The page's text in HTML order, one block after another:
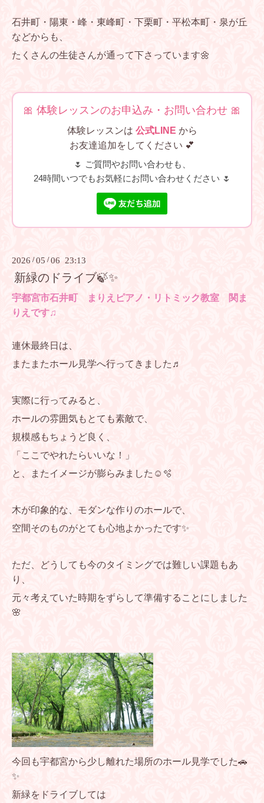
石井町・陽東・峰・東峰町・下栗町・平松本町・泉が丘
などからも、
たくさんの生徒さんが通って下さっています🌼
🎀 体験レッスンのお申込み・お問い合わせ 🎀
体験レッスンは 公式LINE から
お友達追加をしてください 💕
🌷 ご質問やお問い合わせも、
24時間いつでもお気軽にお問い合わせください 🌷
2026 /05 /06 23:13
新緑のドライブ🍃✨
宇都宮市石井町 まりえピアノ・リトミック教室 関ま
りえです♫
連休最終日は、
またまたホール見学へ行ってきました♬
実際に行ってみると、
ホールの雰囲気もとても素敵で、
規模感もちょうど良く、
「ここでやれたらいいな！」
と、またイメージが膨らみました☺️🫧
木が印象的な、モダンな作りのホールで、
空間そのものがとても心地よかったです✨
ただ、どうしても今のタイミングでは難しい課題もあ
り、
元々考えていた時期をずらして準備することにしました
🌸
今回も宇都宮から少し離れた場所のホール見学でした🚗
✨
新緑をドライブしては